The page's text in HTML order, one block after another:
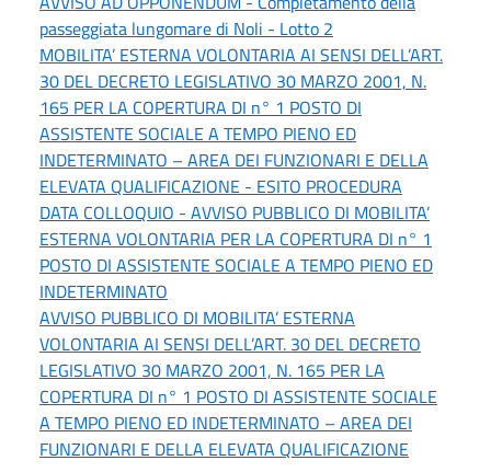
passeggiata lungomare di Noli - Lotto 2
MOBILITA’ ESTERNA VOLONTARIA AI SENSI DELL’ART.
30 DEL DECRETO LEGISLATIVO 30 MARZO 2001, N.
165 PER LA COPERTURA DI n° 1 POSTO DI
ASSISTENTE SOCIALE A TEMPO PIENO ED
INDETERMINATO – AREA DEI FUNZIONARI E DELLA
ELEVATA QUALIFICAZIONE - ESITO PROCEDURA
DATA COLLOQUIO - AVVISO PUBBLICO DI MOBILITA’
ESTERNA VOLONTARIA PER LA COPERTURA DI n° 1
POSTO DI ASSISTENTE SOCIALE A TEMPO PIENO ED
INDETERMINATO
AVVISO PUBBLICO DI MOBILITA’ ESTERNA
VOLONTARIA AI SENSI DELL’ART. 30 DEL DECRETO
LEGISLATIVO 30 MARZO 2001, N. 165 PER LA
COPERTURA DI n° 1 POSTO DI ASSISTENTE SOCIALE
A TEMPO PIENO ED INDETERMINATO – AREA DEI
FUNZIONARI E DELLA ELEVATA QUALIFICAZIONE